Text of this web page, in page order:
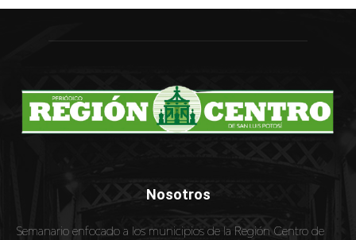
Nosotros
Semanario enfocado a los municipios de la Región Centro de